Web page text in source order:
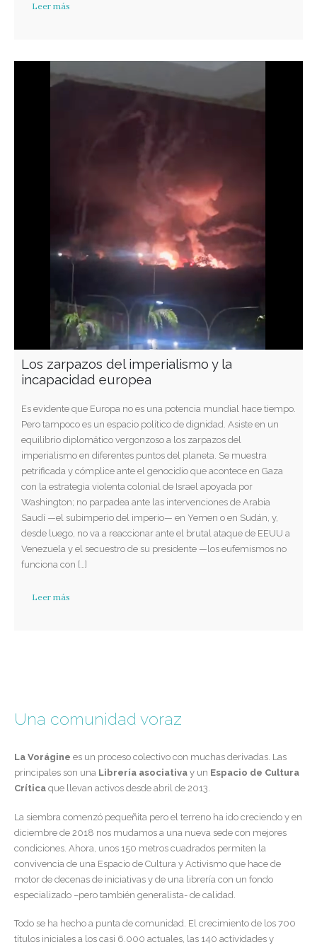
Leer más
Los zarpazos del imperialismo y la
incapacidad europea
Es evidente que Europa no es una potencia mundial hace tiempo.
Pero tampoco es un espacio político de dignidad. Asiste en un
equilibrio diplomático vergonzoso a los zarpazos del
imperialismo en diferentes puntos del planeta. Se muestra
petrificada y cómplice ante el genocidio que acontece en Gaza
con la estrategia violenta colonial de Israel apoyada por
Washington; no parpadea ante las intervenciones de Arabia
Saudí —el subimperio del imperio— en Yemen o en Sudán, y,
desde luego, no va a reaccionar ante el brutal ataque de EEUU a
Venezuela y el secuestro de su presidente —los eufemismos no
funciona con […]
Leer más
Una comunidad voraz
La Vorágine es un proceso colectivo con muchas derivadas. Las
principales son una Librería asociativa y un Espacio de Cultura
Crítica que llevan activos desde abril de 2013.
La siembra comenzó pequeñita pero el terreno ha ido creciendo y en
diciembre de 2018 nos mudamos a una nueva sede con mejores
condiciones. Ahora, unos 150 metros cuadrados permiten la
convivencia de una Espacio de Cultura y Activismo que hace de
motor de decenas de iniciativas y de una librería con un fondo
especializado –pero también generalista- de calidad.
Todo se ha hecho a punta de comunidad. El crecimiento de los 700
títulos iniciales a los casi 6.000 actuales, las 140 actividades y